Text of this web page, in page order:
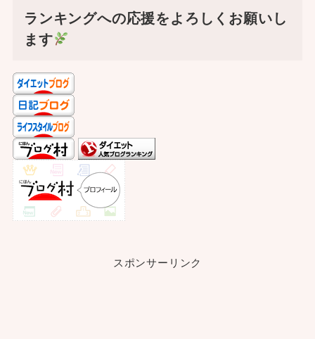
ランキングへの応援をよろしくお願いし
ます
スポンサーリンク